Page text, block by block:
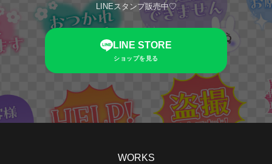
LINEスタンプ販売中♡
LINE STORE
ショップを見る
WORKS